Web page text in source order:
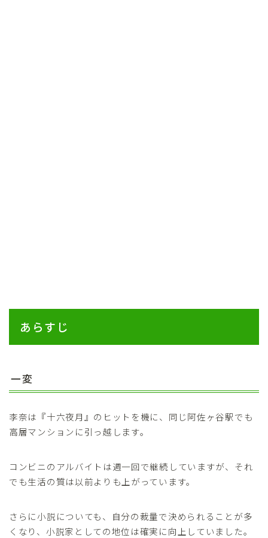
あらすじ
一変
李奈は『十六夜月』のヒットを機に、同じ阿佐ヶ谷駅でも
高層マンションに引っ越します。
コンビニのアルバイトは週一回で継続していますが、それ
でも生活の質は以前よりも上がっています。
さらに小説についても、自分の裁量で決められることが多
くなり、小説家としての地位は確実に向上していました。